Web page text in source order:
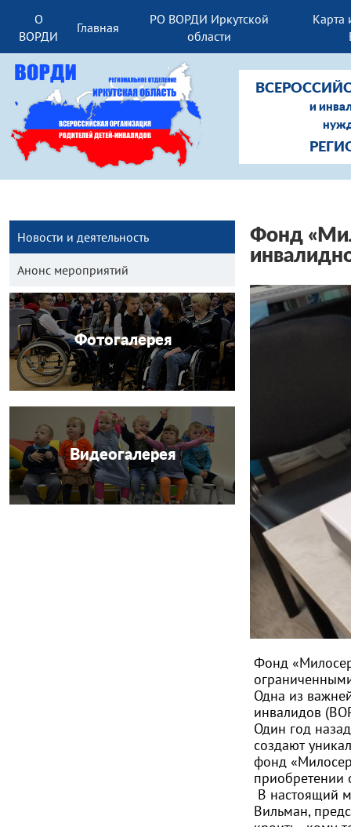
О
ВОРДИ
Главная
РО ВОРДИ Иркутской
области
Карта
и
Новости и деятельность
Анонс мероприятий
Фотогалерея
Видеогалерея
Фонд
Фонд
Одна из
инвалидов
Один год
создают
фонд
приобретении
В настоящий
Вильман,